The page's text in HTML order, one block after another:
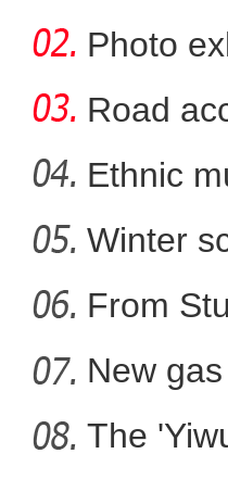
to
Photo
fo
Road
Ethnic
Winter
From
New
The